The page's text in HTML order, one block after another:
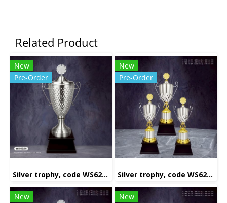
Related Product
New
Pre-Order
Silver trophy, code WS6224
New
Pre-Order
Silver trophy, code WS6231
New
New